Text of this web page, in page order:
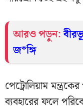
আরও পড়ুন:
জ*ঙ্গি
পেট্রোলিয়াম
ব্যবহারের ফলে